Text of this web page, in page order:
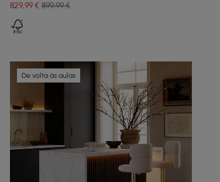
829,99€ 899,99 €
De volta às aulas